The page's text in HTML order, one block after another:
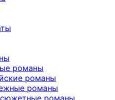
романы
романы
романы
романы